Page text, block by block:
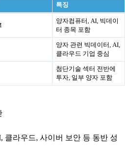
특징
양자컴퓨터, AI, 빅데이
터 종목 포함
양자 관련 빅데이터, AI,
클라우드 기업 중심
첨단기술 섹터 전반에
투자, 일부 양자 포함
클라우드, 사이버 보안 등 동반 성